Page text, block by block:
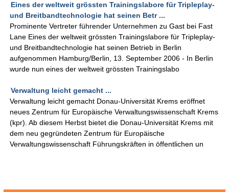
Eines der weltweit grössten Trainingslabore für Tripleplay-
und Breitbandtechnologie hat seinen Betr ...
Prominente Vertreter führender Unternehmen zu Gast bei Fast
Lane Eines der weltweit grössten Trainingslabore für Tripleplay-
und Breitbandtechnologie hat seinen Betrieb in Berlin
aufgenommen Hamburg/Berlin, 13. September 2006 - In Berlin
wurde nun eines der weltweit grössten Trainingslabo
Verwaltung leicht gemacht ...
Verwaltung leicht gemacht Donau-Universität Krems eröffnet
neues Zentrum für Europäische Verwaltungswissenschaft Krems
(kpr). Ab diesem Herbst bietet die Donau-Universität Krems mit
dem neu gegründeten Zentrum für Europäische
Verwaltungswissenschaft Führungskräften in öffentlichen un